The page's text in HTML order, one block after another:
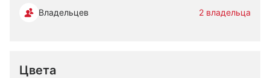
Владельцев 2 владельца
Цвета